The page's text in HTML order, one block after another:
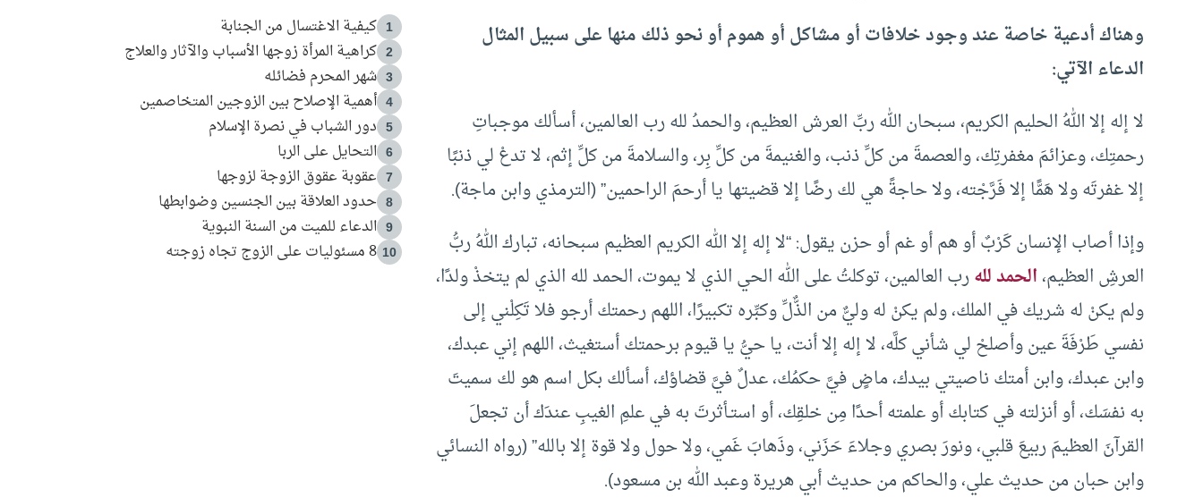
وهناك أدعية خاصة عند وجود خلافات أو مشاكل أو هموم أو نحو ذلك منها على سبيل المثال
الدعاء الآتي:
لا إله إلا اللهُ الحليم الكريم، سبحان الله ربِّ العرش العظيم، والحمدُ لله رب العالمين، أسألك موجباتِ
رحمتِك، وعزائمَ مغفرتِك، والعصمةَ من كلِّ ذنب، والغنيمةَ من كلِّ بِر، والسلامةَ من كلِّ إثم، لا تدعْ لي ذنبًا
إلا غفرتَه ولا هَمًّا إلا فَرَّجْته، ولا حاجةً هي لك رضًا إلا قضيتها يا أرحمَ الراحمين” (الترمذي وابن ماجة).
وإذا أصاب الإنسان كَرْبٌ أو هم أو غم أو حزن يقول: “لا إله إلا الله الكريم العظيم سبحانه، تبارك اللهُ ربُّ
العرشِ العظيم،الحمد للهرب العالمين، توكلتُ على الله الحي الذي لا يموت، الحمد لله الذي لم يتخذْ ولدًا،
ولم يكنْ له شريك في الملك، ولم يكنْ له وليٌّ من الذٌّلِّ وكبِّره تكبيرًا، اللهم رحمتك أرجو فلا تَكِلْني إلى
نفسي طَرْفَةَ عين وأصلحْ لي شأني كلَّه، لا إله إلا أنت، يا حيُّ يا قيوم برحمتك أستغيث، اللهم إني عبدك،
وابن عبدك، وابن أمتك ناصيتي بيدك، ماضٍ فيَّ حكمُك، عدلٌ فيَّ قضاؤك، أسألك بكل اسم هو لك سميتَ
به نفسَك، أو أنزلته في كتابك أو علمته أحدًا مِن خلقِك، أو استـأثرتَ به في علمِ الغيبِ عندَك أن تجعلَ
القرآنَ العظيمَ ربيعَ قلبي، ونورَ بصري وجلاءَ حَزَني، وذَهابَ غَمي، ولا حول ولا قوة إلا بالله” (رواه النسائي
وابن حبان من حديث علي، والحاكم من حديث أبي هريرة وعبد الله بن مسعود).
1 كيفية الاغتسال من الجنابة
2 كراهية المرأة زوجها الأسباب والآثار والعلاج
3 شهر المحرم فضائله
4 أهمية الإصلاح بين الزوجين المتخاصمين
5 دور الشباب في نصرة الإسلام
6 التحايل على الربا
7 عقوبة عقوق الزوجة لزوجها
8 حدود العلاقة بين الجنسين وضوابطها
9 الدعاء للميت من السنة النبوية
10 8 مسئوليات على الزوج تجاه زوجته